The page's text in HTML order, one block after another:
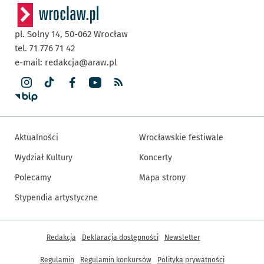
pl. Solny 14, 50-062 Wrocław
tel. 71 776 71 42
e-mail: redakcja@araw.pl
Aktualności
Wydział Kultury
Polecamy
Stypendia artystyczne
Wrocławskie festiwale
Koncerty
Mapa strony
Inne informacje
Redakcja Deklaracja dostępności Newsletter
Regulamin Regulamin konkursów Polityka prywatności